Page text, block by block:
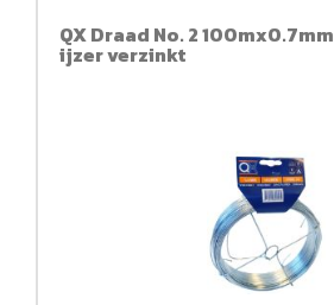
QX Draad No. 2 100mx0.7mm
ijzer verzinkt